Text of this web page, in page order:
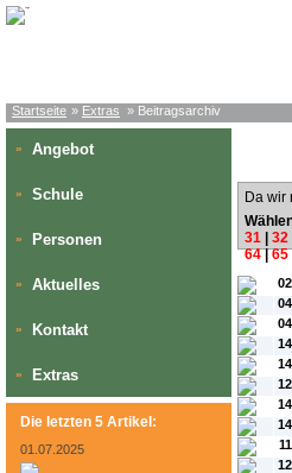
Startseite » Extras » Beitragsarchiv
» Angebot
» Schule
» Personen
» Aktuelles
» Kontakt
» Extras
Die letzten 5 Artikel:
01.07.2025
Da wir
31
32
64|65
#L: